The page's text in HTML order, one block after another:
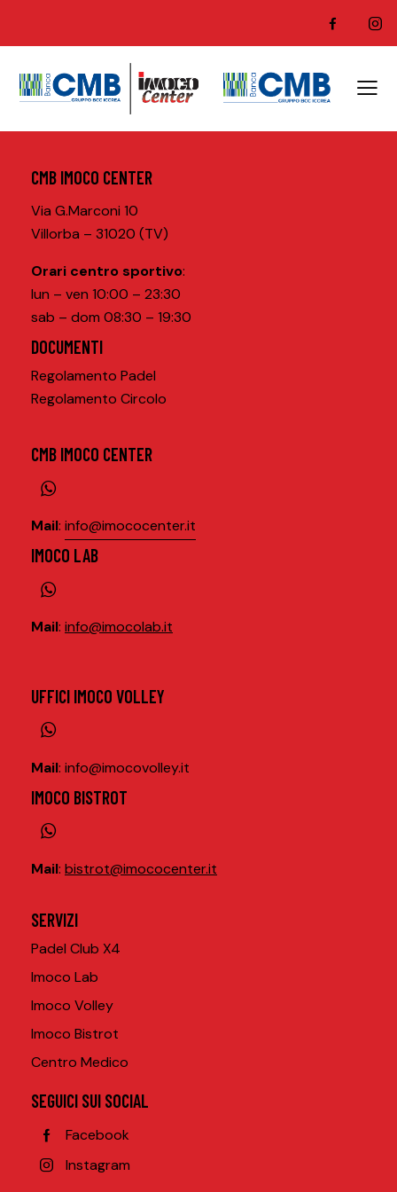
CMB IMOCO CENTER
Via G.Marconi 10
Villorba – 31020 (TV)
Orari centro sportivo:
lun – ven 10:00 – 23:30
sab – dom 08:30 – 19:30
DOCUMENTI
Regolamento Padel
Regolamento Circolo
CMB IMOCO CENTER
Mail: info@imococenter.it
IMOCO LAB
Mail: info@imocolab.it
UFFICI IMOCO VOLLEY
Mail: info@imocovolley.it
IMOCO BISTROT
Mail: bistrot@imococenter.it
SERVIZI
Padel Club X4
Imoco Lab
Imoco Volley
Imoco Bistrot
Centro Medico
SEGUICI SUI SOCIAL
Facebook
Instagram